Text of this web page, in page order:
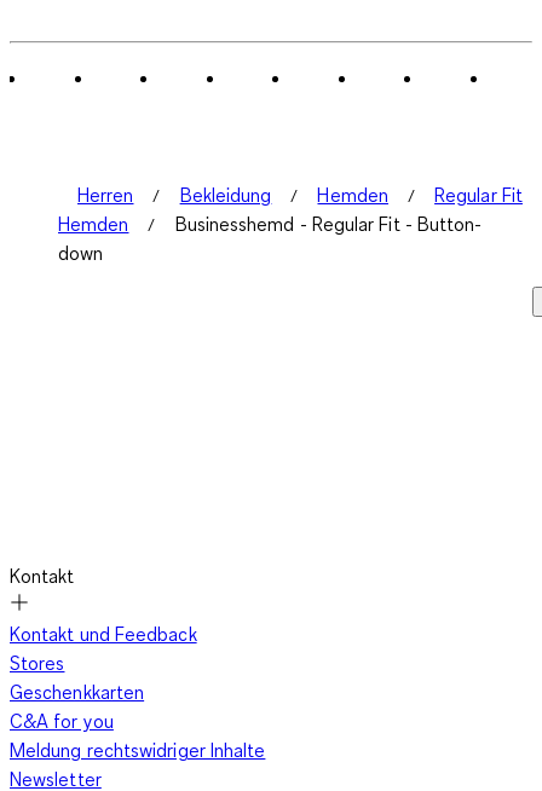
Herren Bekleidung Hemden
Regular Fit
Hemden
Businesshemd - Regular Fit - Button-
down
Kontakt
Kontakt und Feedback
Stores
Geschenkkarten
C&A for you
Meldung rechtswidriger Inhalte
Newsletter